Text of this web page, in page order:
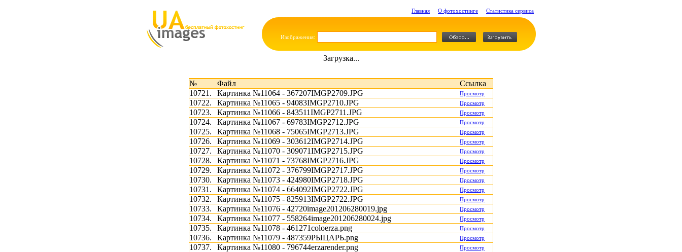
Главная О фотохостинге Статистика сервиса
Изображения:
Загрузка...
№ Файл
Ссылка
10721.
Картинка №11064 - 367207IMGP2709.JPG Просмотр
10722. Картинка №11065 - 94083IMGP2710.JPG Просмотр
10723. Картинка №11066 - 843511IMGP2711.JPG Просмотр
10724. Картинка №11067 - 69783IMGP2712.JPG Просмотр
10725. Картинка №11068 - 75065IMGP2713.JPG Просмотр
10726. Картинка №11069 - 303612IMGP2714.JPG Просмотр
10727. Картинка №11070 - 309071IMGP2715.JPG Просмотр
10728. Картинка №11071 - 73768IMGP2716.JPG Просмотр
10729. Картинка №11072 - 376799IMGP2717.JPG Просмотр
10730. Картинка №11073 - 424980IMGP2718.JPG Просмотр
10731. Картинка №11074 - 664092IMGP2722.JPG Просмотр
10732. Картинка №11075 - 825913IMGP2722.JPG Просмотр
10733. Картинка №11076 - 42720image201206280019.jpg Просмотр
10734. Картинка №11077 - 558264image201206280024.jpg Просмотр
10735. Картинка №11078 - 461271coloerza.png Просмотр
10736. Картинка №11079 - 487359РЫЦАРЬ.png Просмотр
10737. Картинка №11080 - 796744erzarender.png Просмотр